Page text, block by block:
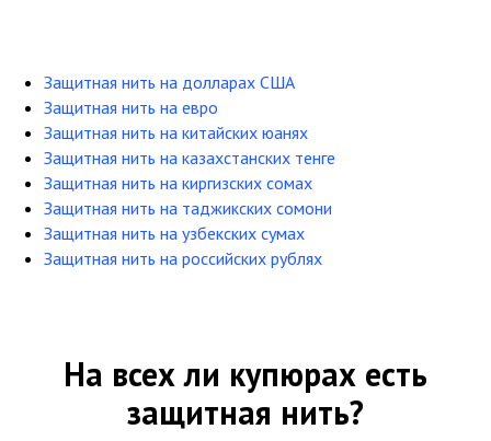
Защитная нить на долларах США
Защитная нить на евро
Защитная нить на китайских юанях
Защитная нить на казахстанских тенге
Защитная нить на киргизских сомах
Защитная нить на таджикских сомони
Защитная нить на узбекских сумах
Защитная нить на российских рублях
На всех ли купюрах есть
защитная нить?